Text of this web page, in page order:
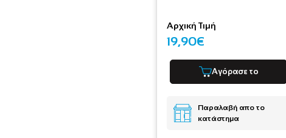
Αρχική Τιμή
19,90€
Αγόρασε το
Παραλαβή απο το
κατάστημα